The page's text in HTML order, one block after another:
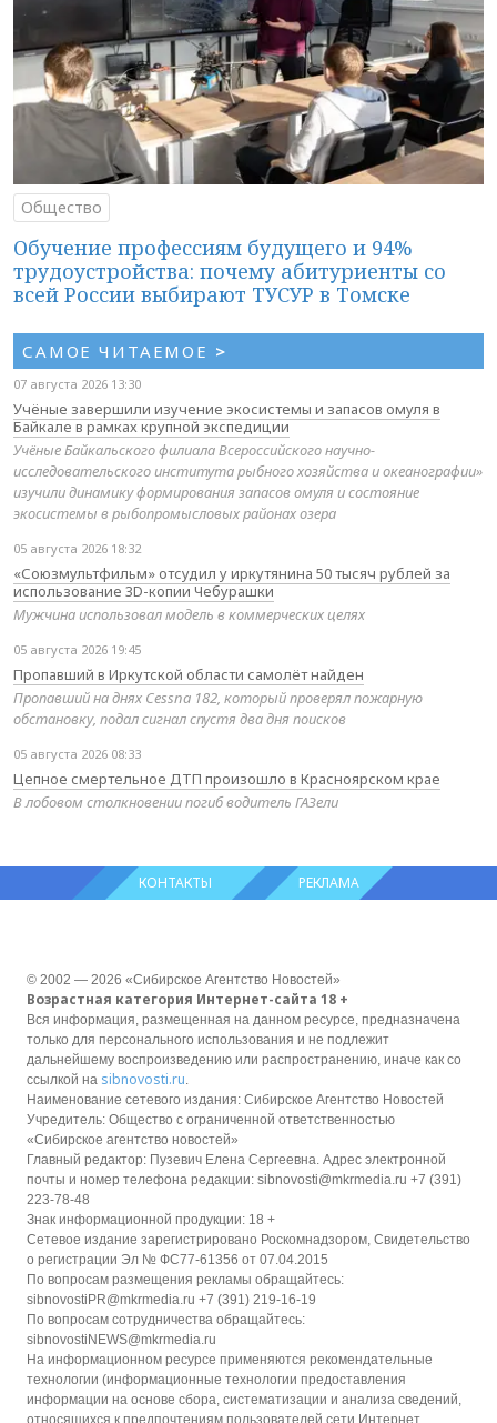
Общество
Обучение профессиям будущего и 94%
трудоустройства: почему абитуриенты со
всей России выбирают ТУСУР в Томске
САМОЕ ЧИТАЕМОЕ >
07 августа 2026 13:30
Учёные завершили изучение экосистемы и запасов омуля в
Байкале в рамках крупной экспедиции
Учёные Байкальского филиала Всероссийского научно-
исследовательского института рыбного хозяйства и океанографии»
изучили динамику формирования запасов омуля и состояние
экосистемы в рыбопромысловых районах озера
05 августа 2026 18:32
«Союзмультфильм» отсудил у иркутянина 50 тысяч рублей за
использование 3D-копии Чебурашки
Мужчина использовал модель в коммерческих целях
05 августа 2026 19:45
Пропавший в Иркутской области самолёт найден
Пропавший на днях Cessna 182, который проверял пожарную
обстановку, подал сигнал спустя два дня поисков
05 августа 2026 08:33
Цепное смертельное ДТП произошло в Красноярском крае
В лобовом столкновении погиб водитель ГАЗели
КОНТАКТЫ РЕКЛАМА
© 2002 — 2026 «Сибирское Агентство Новостей»
Возрастная категория Интернет-сайта 18 +
Вся информация, размещенная на данном ресурсе, предназначена
только для персонального использования и не подлежит
дальнейшему воспроизведению или распространению, иначе как со
ссылкой на sibnovosti.ru.
Наименование сетевого издания: Сибирское Агентство Новостей
Учредитель: Общество с ограниченной ответственностью
«Сибирское агентство новостей»
Главный редактор: Пузевич Елена Сергеевна. Адрес электронной
почты и номер телефона редакции: sibnovosti@mkrmedia.ru +7 (391)
223-78-48
Знак информационной продукции: 18 +
Сетевое издание зарегистрировано Роскомнадзором, Свидетельство
о регистрации Эл № ФС77-61356 от 07.04.2015
По вопросам размещения рекламы обращайтесь:
sibnovostiPR@mkrmedia.ru +7 (391) 219-16-19
По вопросам сотрудничества обращайтесь:
sibnovostiNEWS@mkrmedia.ru
На информационном ресурсе применяются рекомендательные
технологии (информационные технологии предоставления
информации на основе сбора, систематизации и анализа сведений,
относящихся к предпочтениям пользователей сети Интернет,